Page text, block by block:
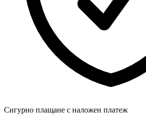
Сигурно плащане с наложен платеж